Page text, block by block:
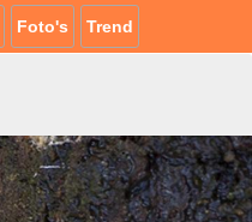
Foto's Trend